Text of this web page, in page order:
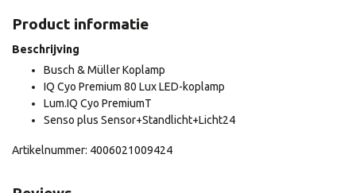
Product informatie
Beschrijving
Busch & Müller Koplamp
IQ Cyo Premium 80 Lux LED-koplamp
Lum.IQ Cyo PremiumT
Senso plus Sensor+Standlicht+Licht24
Artikelnummer: 4006021009424